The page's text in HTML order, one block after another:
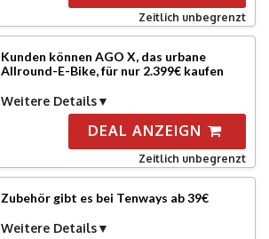
Zeitlich unbegrenzt
Kunden können AGO X, das urbane
Allround-E-Bike, für nur 2.399€ kaufen
Weitere Details
DEAL ANZEIGN
Zeitlich unbegrenzt
Zubehör gibt es bei Tenways ab 39€
Weitere Details